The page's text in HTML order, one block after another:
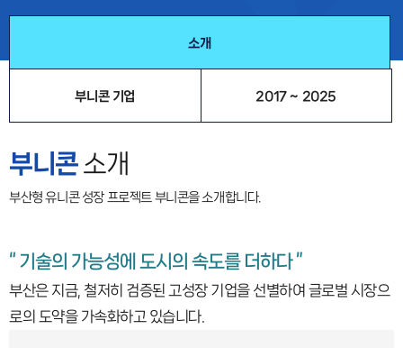
소개
부니콘 기업 2017 ~ 2025
부니콘소개
부산형 유니콘 성장 프로젝트 부니콘을 소개합니다.
“ 기술의 가능성에 도시의 속도를 더하다 ”
부산은 지금, 철저히 검증된 고성장 기업을 선별하여 글로벌 시장으
로의 도약을 가속화하고 있습니다.